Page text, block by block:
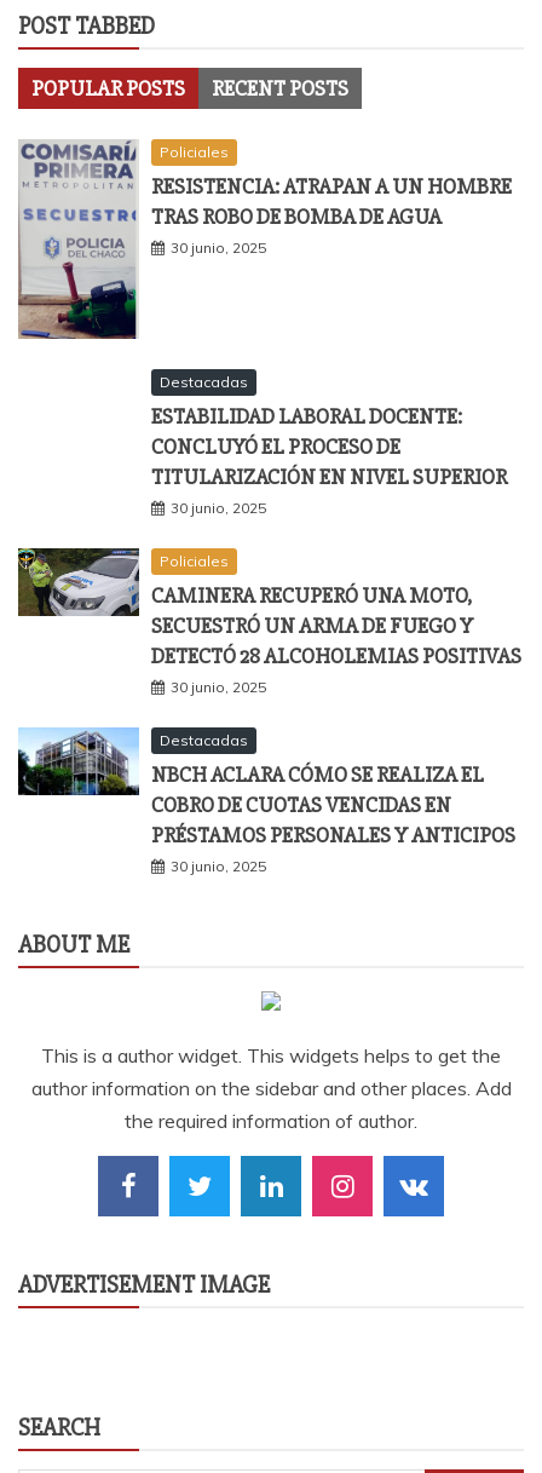
POST TABBED
POPULAR POSTS RECENT POSTS
Policiales
RESISTENCIA: ATRAPAN A UN HOMBRE
TRAS ROBO DE BOMBA DE AGUA
30 junio, 2025
Destacadas
ESTABILIDAD LABORAL DOCENTE:
CONCLUYÓ EL PROCESO DE
TITULARIZACIÓN EN NIVEL SUPERIOR
30 junio, 2025
Policiales
CAMINERA RECUPERÓ UNA MOTO,
SECUESTRÓ UN ARMA DE FUEGO Y
DETECTÓ 28 ALCOHOLEMIAS POSITIVAS
30 junio, 2025
Destacadas
NBCH ACLARA CÓMO SE REALIZA EL
COBRO DE CUOTAS VENCIDAS EN
PRÉSTAMOS PERSONALES Y ANTICIPOS
30 junio, 2025
ABOUT ME
This is a author widget. This widgets helps to get the
author information on the sidebar and other places. Add
the required information of author.
ADVERTISEMENT IMAGE
SEARCH